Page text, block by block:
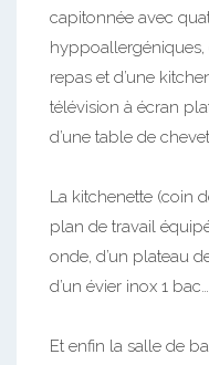
capitonnée avec
hyppoallergéniques,
repas et d’une
télévision à écran
d’une table de
La kitchenette (coin
plan de travail
onde, d’un plateau
d’un évier inox 1 bac…
Et enfin la salle de